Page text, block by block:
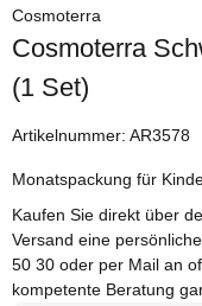
Cosmoterra
Cosmoterra
(1 Set)
Artikelnummer: AR3578
Monatspackung für
Kaufen Sie direkt über
Versand eine
50 30 oder per Mail an
kompetente Beratung